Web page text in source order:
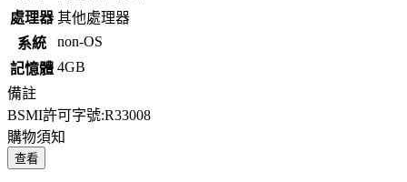
處理器 其他處理器
系統
non-OS
記憶體 4GB
備註
BSMI許可字號:R33008
購物須知
查看